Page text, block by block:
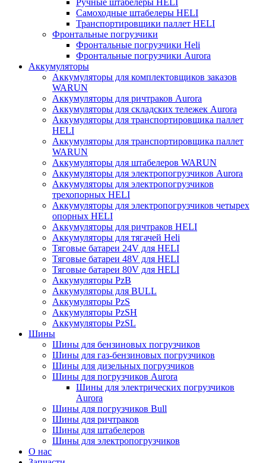
Ручные штабелеры HELI
Самоходные штабелеры HELI
Транспортировщики паллет HELI
Фронтальные погрузчики
Фронтальные погрузчики Heli
Фронтальные погрузчики Aurora
Аккумуляторы
Аккумуляторы для комплектовщиков заказов
WARUN
Аккумуляторы для ричтраков Aurora
Аккумуляторы для складских тележек Aurora
Аккумуляторы для транспортировщика паллет
HELI
Аккумуляторы для транспортировщика паллет
WARUN
Аккумуляторы для штабелеров WARUN
Аккумуляторы для электропогрузчиков Aurora
Аккумуляторы для электропогрузчиков
трехопорных HELI
Аккумуляторы для электропогрузчиков четырех
опорных HELI
Аккумуляторы для ричтраков HELI
Аккумуляторы для тягачей Heli
Тяговые батареи 24V для HELI
Тяговые батареи 48V для HELI
Тяговые батареи 80V для HELI
Аккумуляторы PzB
Аккумуляторы для BULL
Аккумуляторы PzS
Аккумуляторы PzSH
Аккумуляторы PzSL
Шины
Шины для бензиновых погрузчиков
Шины для газ-бензиновых погрузчиков
Шины для дизельных погрузчиков
Шины для погрузчиков Aurora
Шины для электрических погрузчиков
Aurora
Шины для погрузчиков Bull
Шины для ричтраков
Шины для штабелеров
Шины для электропогрузчиков
О нас